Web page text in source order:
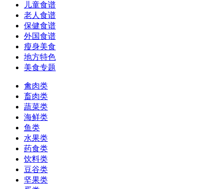
儿童食谱
老人食谱
保健食谱
外国食谱
瘦身美食
地方特色
美食专题
禽肉类
畜肉类
蔬菜类
海鲜类
鱼类
水果类
药食类
饮料类
豆谷类
坚果类